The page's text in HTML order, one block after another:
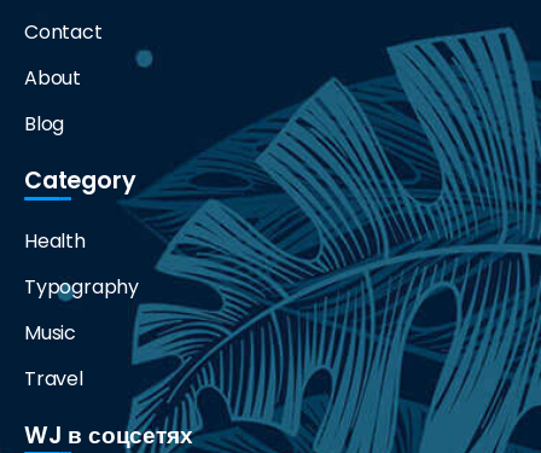
Contact
About
Blog
Category
Health
Typography
Music
Travel
WJ в соцсетях